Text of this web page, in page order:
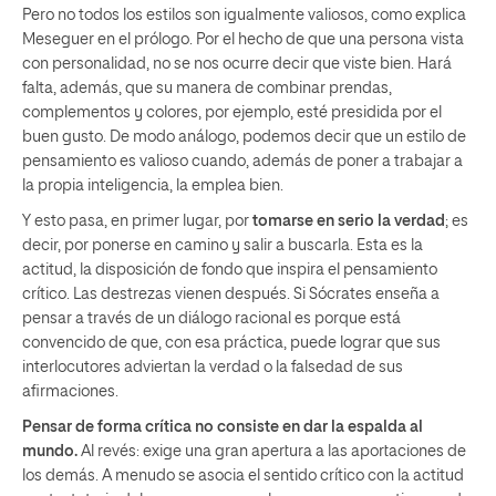
Pero no todos los estilos son igualmente valiosos, como explica
Meseguer en el prólogo. Por el hecho de que una persona vista
con personalidad, no se nos ocurre decir que viste bien. Hará
falta, además, que su manera de combinar prendas,
complementos y colores, por ejemplo, esté presidida por el
buen gusto. De modo análogo, podemos decir que un estilo de
pensamiento es valioso cuando, además de poner a trabajar a
la propia inteligencia, la emplea bien.
Y esto pasa, en primer lugar, por tomarse en serio la verdad ; es
decir, por ponerse en camino y salir a buscarla. Esta es la
actitud, la disposición de fondo que inspira el pensamiento
crítico. Las destrezas vienen después. Si Sócrates enseña a
pensar a través de un diálogo racional es porque está
convencido de que, con esa práctica, puede lograr que sus
interlocutores adviertan la verdad o la falsedad de sus
afirmaciones.
Pensar de forma crítica no consiste en dar la espalda al
mundo. Al revés: exige una gran apertura a las aportaciones de
los demás. A menudo se asocia el sentido crítico con la actitud